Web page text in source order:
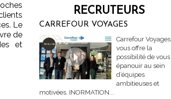
Le
de
et
RECRUTEURS
CARREFOUR VOYAGES
Carrefour Voyages
vous offre la
possibilité de vous
épanouir au sein
d’équipes
ambitieuses et
motivées. INORMATION...